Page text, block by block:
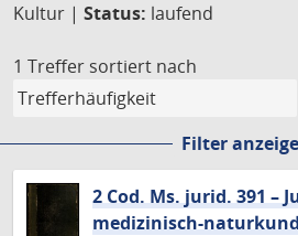
Kultur | Status: laufend
1 Treffer sortiert nach
Filter
2 Cod. Ms. jurid. 391 –
medizinisch-